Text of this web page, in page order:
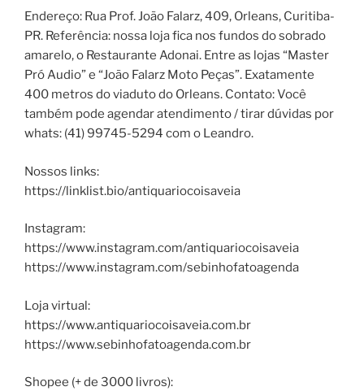
Endereço: Rua Prof. João Falarz, 409, Orleans, Curitiba-
PR. Referência: nossa loja fica nos fundos do sobrado
amarelo, o Restaurante Adonai. Entre as lojas “Master
Pró Audio” e “João Falarz Moto Peças”. Exatamente
400 metros do viaduto do Orleans. Contato: Você
também pode agendar atendimento / tirar dúvidas por
whats: (41) 99745-5294 com o Leandro.
Nossos links:
https://linklist.bio/antiquariocoisaveia
Instagram:
https://www.instagram.com/antiquariocoisaveia
https://www.instagram.com/sebinhofatoagenda
Loja virtual:
https://www.antiquariocoisaveia.com.br
https://www.sebinhofatoagenda.com.br
Shopee (+ de 3000 livros):